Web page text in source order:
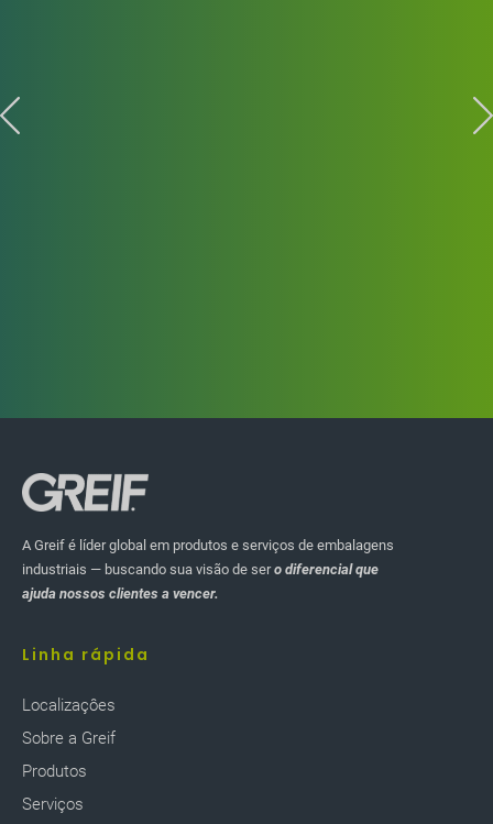
Universidade Greif
Em 2021, lançamos a Greif University, nossa
plataforma de treinamento com diferentes ofertas
serve como um lugar unificado onde todos os
funcionários podem buscar desenvolvimento.
módulos de aprendizado de fontes internas e
externas em diferentes categorias, incluindo
Excelência em Atendimento ao Cliente, Saúde e
Desenvolvimento Profissional. Cada módulo está
A Greif é líder global em produtos e serviços de embalagens
industriais — buscando sua visão de sero diferencial que
ajuda nossos clientes a vencer.
Linha rápida
Localizaçôes
Sobre a Greif
Produtos
Serviços